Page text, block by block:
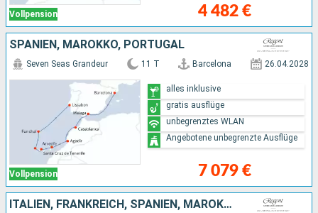
Vollpension 4 482 €
SPANIEN, MAROKKO, PORTUGAL
Vollpension
Seven Seas Grandeur 11 T Barcelona 26.04.2028
7 079 €
alles inklusive
gratis ausflüge
unbegrenztes WLAN
Angebotene unbegrenzte Ausflüge
ITALIEN, FRANKREICH, SPANIEN, MAROKKO, PORTUGAL